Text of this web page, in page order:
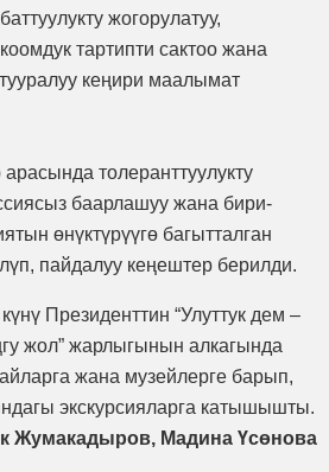
жогорулатуу,
тартипти сактоо жана
кеңири маалымат
толеранттуулукту
баарлашуу жана бири-
өнүктүрүүгө багытталган
пайдалуу кеңештер берилди.
Президенттин “Улуттук дем –
жол” жарлыгынын алкагында
жана музейлерге барып,
экскурсияларга катышышты.
Жумакадыров, Мадина Үсөнова